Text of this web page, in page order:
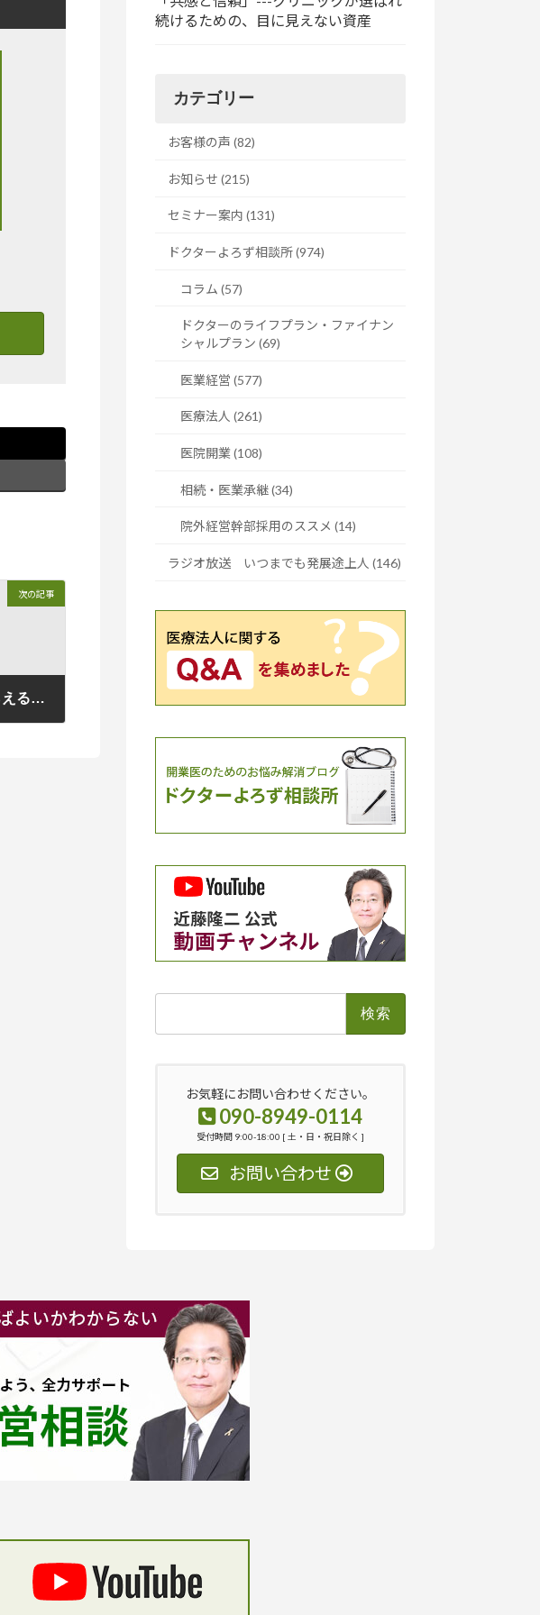
次の記事
個人開業の先生は退職金はもらえるの？
続けるための、目に見えない資産
カテゴリー
お客様の声 (82)
お知らせ (215)
セミナー案内 (131)
ドクターよろず相談所 (974)
コラム (57)
ドクターのライフプラン・ファイナン
シャルプラン (69)
医業経営 (577)
医療法人 (261)
医院開業 (108)
相続・医業承継 (34)
院外経営幹部採用のススメ (14)
ラジオ放送 いつまでも発展途上人 (146)
お気軽にお問い合わせください。
090-8949-0114
受付時間 9:00-18:00 [ 土・日・祝日除く ]
お問い合わせ